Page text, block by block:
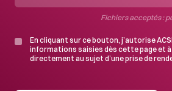
Fichiers acceptés :
En cliquant sur ce bouton, j’autorise
informations saisies dès cette page et
directement au sujet d’une prise de